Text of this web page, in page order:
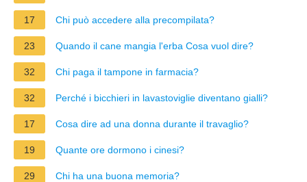
17 Chi può accedere alla precompilata?
23 Quando il cane mangia l'erba Cosa vuol dire?
32 Chi paga il tampone in farmacia?
32 Perché i bicchieri in lavastoviglie diventano gialli?
17 Cosa dire ad una donna durante il travaglio?
19 Quante ore dormono i cinesi?
29 Chi ha una buona memoria?